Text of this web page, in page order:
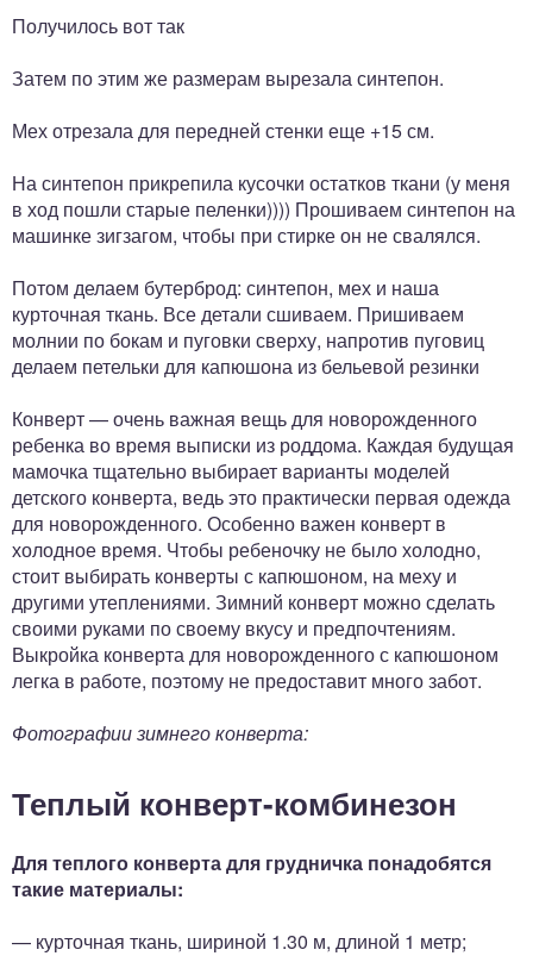
Получилось вот так
Затем по этим же размерам вырезала синтепон.
Мех отрезала для передней стенки еще +15 см.
На синтепон прикрепила кусочки остатков ткани (у меня
в ход пошли старые пеленки)))) Прошиваем синтепон на
машинке зигзагом, чтобы при стирке он не свалялся.
Потом делаем бутерброд: синтепон, мех и наша
курточная ткань. Все детали сшиваем. Пришиваем
молнии по бокам и пуговки сверху, напротив пуговиц
делаем петельки для капюшона из бельевой резинки
Конверт — очень важная вещь для новорожденного
ребенка во время выписки из роддома. Каждая будущая
мамочка тщательно выбирает варианты моделей
детского конверта, ведь это практически первая одежда
для новорожденного. Особенно важен конверт в
холодное время. Чтобы ребеночку не было холодно,
стоит выбирать конверты с капюшоном, на меху и
другими утеплениями. Зимний конверт можно сделать
своими руками по своему вкусу и предпочтениям.
Выкройка конверта для новорожденного с капюшоном
легка в работе, поэтому не предоставит много забот.
Фотографии зимнего конверта:
Теплый конверт-комбинезон
Для теплого конверта для грудничка понадобятся
такие материалы:
— курточная ткань, шириной 1.30 м, длиной 1 метр;